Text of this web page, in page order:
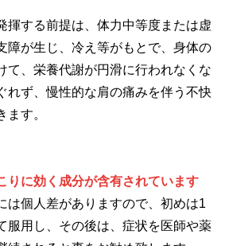
揮する前提は、体力中等度または虚
障が生じ、冷え等がもとで、身体の
て、栄養代謝が円滑に行われなくな
れず、慢性的な肩の痛みを伴う不快
ます。
りに効く成分が含有されています
は個人差がありますので、初めは1
服用し、その後は、症状を医師や薬